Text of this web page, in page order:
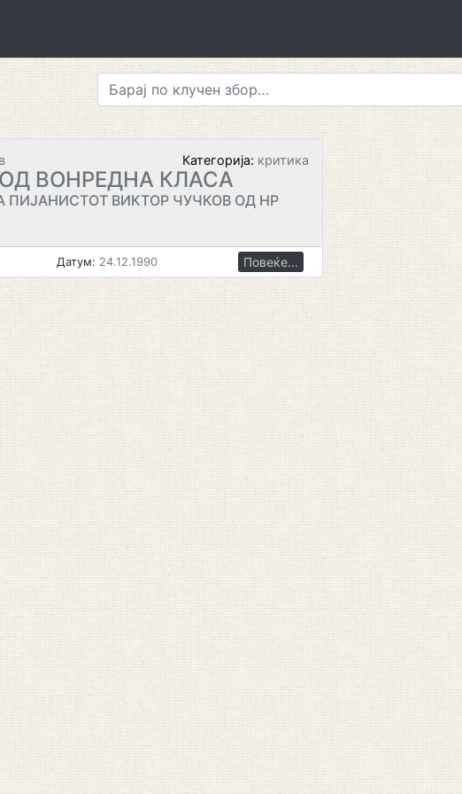
Категорија: критика
ВОНРЕДНА КЛАСА
ПИЈАНИСТОТ ВИКТОР ЧУЧКОВ ОД НР
Датум: 24.12.1990 Повеќе...